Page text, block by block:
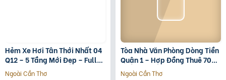
Hẻm Xe Hơi Tân Thới Nhất 04
Q12 – 5 Tầng Mới Đẹp – Full
Nội Thất – Giá 7.3 Tỷ
Ngoài Cần Thơ
Tòa Nhà Văn Phòng Dòng Tiền
Quận 1 – Hợp Đồng Thuê 700
Triệu/Tháng – 490 Tỷ
Ngoài Cần Thơ